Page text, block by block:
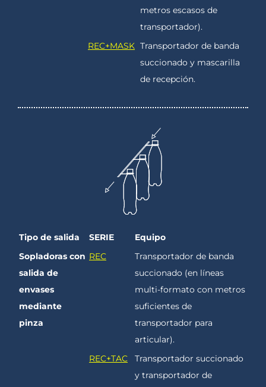
metros escasos de
transportador).
REC+MASK Transportador de banda
succionado y mascarilla
de recepción.
Tipo de salida SERIE
Equipo
Sopladoras con
salida de
envases
mediante
pinza
REC
Transportador de banda
succionado (en líneas
multi-formato con metros
suficientes de
transportador para
articular).
REC+TAC
Transportador succionado
y transportador de